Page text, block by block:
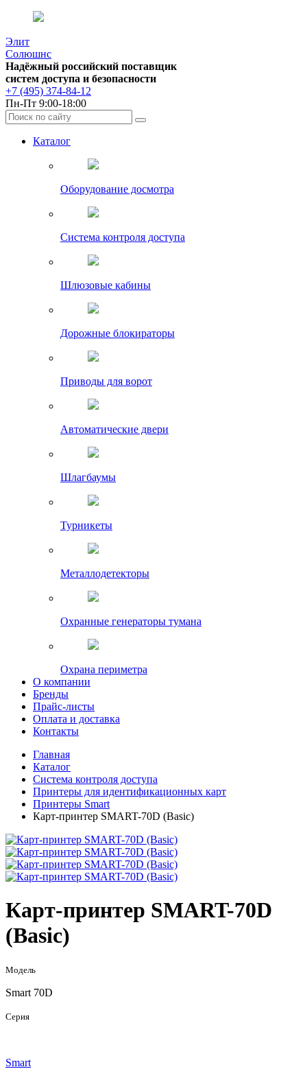
Элит
Солюшнс
Надёжный российский поставщик
систем доступа и безопасности
+7 (495) 374-84-12
Пн-Пт 9:00-18:00
Каталог
Оборудование досмотра
Система контроля доступа
Шлюзовые кабины
Дорожные блокираторы
Приводы для ворот
Автоматические двери
Шлагбаумы
Турникеты
Металлодетекторы
Охранные генераторы тумана
Охрана периметра
О компании
Бренды
Прайс-листы
Оплата и доставка
Контакты
Главная
Каталог
Система контроля доступа
Принтеры для идентификационных карт
Принтеры Smart
Карт-принтер SMART-70D (Basic)
Карт-принтер SMART-70D
(Basic)
Модель
Smart 70D
Серия
Smart